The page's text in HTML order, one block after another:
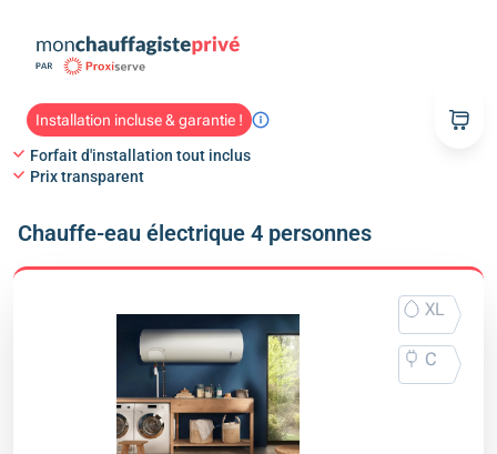
Installation incluse & garantie !
Forfait d'installation tout inclus
Prix transparent
Chauffe-eau électrique 4 personnes
XL
C